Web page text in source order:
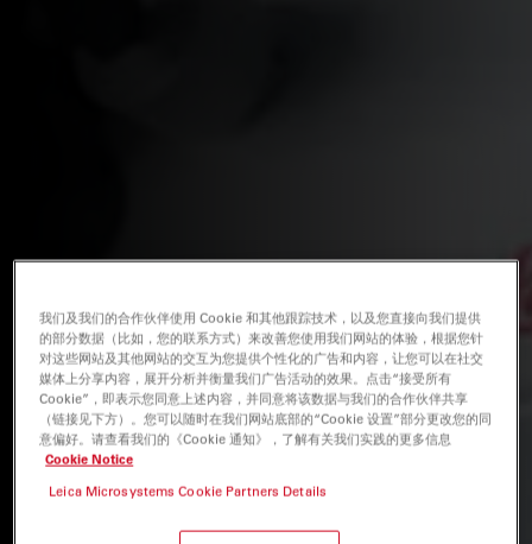
我们及我们的合作伙伴使用 Cookie 和其他跟踪技术，以及您直接向我们提供
的部分数据（比如，您的联系方式）来改善您使用我们网站的体验，根据您针
对这些网站及其他网站的交互为您提供个性化的广告和内容，让您可以在社交
媒体上分享内容，展开分析并衡量我们广告活动的效果。点击“接受所有
Cookie”，即表示您同意上述内容，并同意将该数据与我们的合作伙伴共享
（链接见下方）。您可以随时在我们网站底部的“Cookie 设置”部分更改您的同
意偏好。请查看我们的《Cookie 通知》，了解有关我们实践的更多信息
Cookie Notice
Leica Microsystems Cookie Partners Details